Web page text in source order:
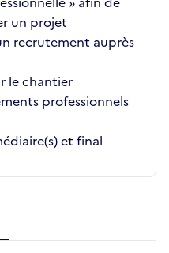
un projet
recrutement auprès
le chantier
professionnels
et final